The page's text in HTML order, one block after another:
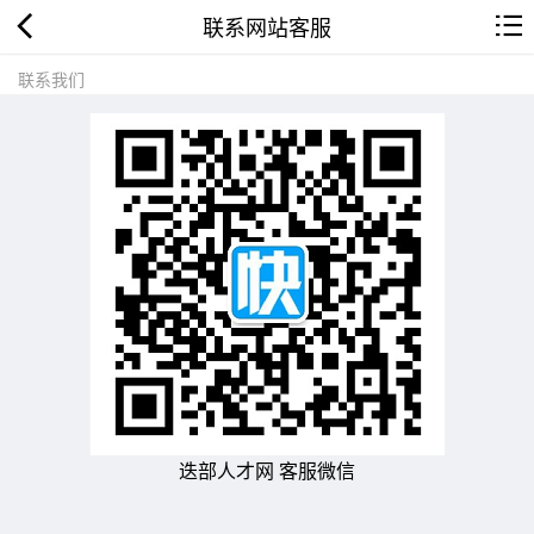
联系网站客服
联系我们
迭部人才网 客服微信